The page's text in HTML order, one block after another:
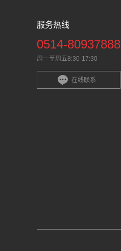
服务热线
0514-80937888
周一至周五8:30-17:30
在线联系